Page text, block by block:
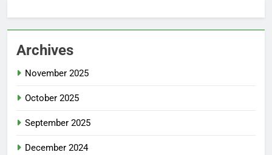
Archives
November 2025
October 2025
September 2025
December 2024